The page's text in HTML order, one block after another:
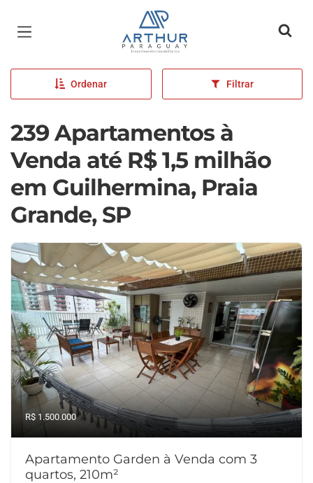
Página inicial
Ordenar Filtrar
239 Apartamentos à
Venda até R$ 1,5 milhão
em Guilhermina, Praia
Grande, SP
R$ 1.500.000
Apartamento Garden à Venda com 3
quartos, 210m²